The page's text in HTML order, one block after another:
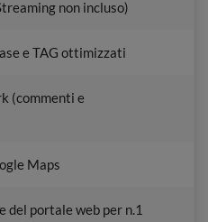
non incluso)
e TAG ottimizzati
(commenti e
Maps
del portale web per n.1